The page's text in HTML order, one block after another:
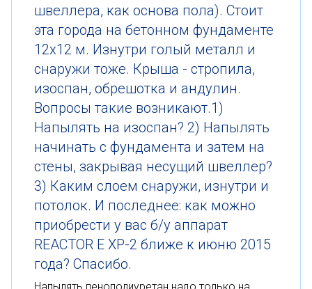
швеллера, как основа пола). Стоит
эта города на бетонном фундаменте
12х12 м. Изнутри голый металл и
снаружи тоже. Крыша - стропила,
изоспан, обрешотка и андулин.
Вопросы такие возникают.1)
Напылять на изоспан? 2) Напылять
начинать с фундамента и затем на
стены, закрывая несущий швеллер?
3) Каким слоем снаружи, изнутри и
потолок. И последнее: как можно
приобрести у вас б/у аппарат
REACTOR E XP-2 ближе к июню 2015
года? Спасибо.